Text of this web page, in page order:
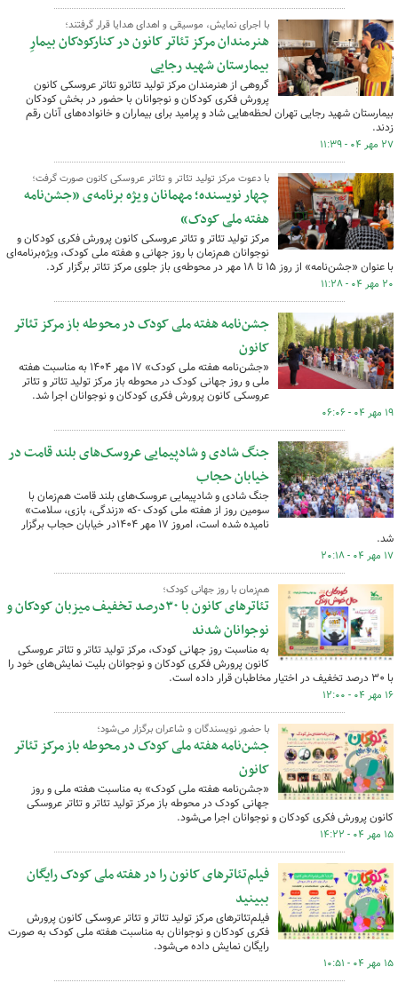
با اجرای نمایش، موسیقی و اهدای هدایا قرار گرفتند؛
هنرمندان مرکز تئاتر کانون در کنارکودکان بیمارِ
بیمارستان شهید رجایی
گروهی از هنرمندان مرکز تولید تئاترو تئاتر عروسکی کانون
پرورش فکری کودکان و نوجوانان با حضور در بخش کودکان
بیمارستان شهید رجایی تهران لحظه‌هایی شاد و پرامید برای بیماران و خانواده‌های آنان رقم
زدند.
۲۷ مهر ۰۴ - ۱۱:۳۹
با دعوت مرکز تولید تئاتر و تئاتر عروسکی کانون صورت گرفت؛
چهار نویسنده؛ مهمانان ویژه‌ برنامه‌ی «جشن‌نامه
هفته ملی کودک»
مرکز تولید تئاتر و تئاتر عروسکی کانون پرورش فکری کودکان و
نوجوانان هم‌زمان با روز جهانی و هفته ملی کودک، ویژه‌برنامه‌ای
با عنوان «جشن‌نامه» از روز ۱۵ تا ۱۸ مهر در محوطه‌ی باز جلوی مرکز تئاتر برگزار کرد.
۲۰ مهر ۰۴ - ۱۱:۲۸
جشن‌نامه هفته ملی کودک در محوطه باز مرکز تئاتر
کانون
«جشن‌نامه هفته ملی کودک» ۱۷ مهر ۱۴۰۴ به مناسبت هفته‌
ملی و روز جهانی کودک در محوطه باز مرکز تولید تئاتر و تئاتر
عروسکی کانون پرورش فکری کودکان و نوجوانان اجرا شد.
۱۹ مهر ۰۴ - ۰۶:۰۶
جنگ شادی و شادپیمایی عروسک‌های بلند قامت در
خیابان حجاب
جنگ شادی و شادپیمایی عروسک‌های بلند قامت هم‌زمان با
سومین روز از هفته ملی کودک -که «زندگی، بازی، سلامت»
نامیده شده است، امروز ۱۷ مهر ۱۴۰۴در خیابان حجاب برگزار
شد.
۱۷ مهر ۰۴ - ۲۰:۱۸
هم‌زمان با روز جهانی کودک؛
تئاترهای کانون با ۳۰درصد تخفیف میزبان کودکان و
نوجوانان شدند
به مناسبت روز جهانی کودک، مرکز تولید تئاتر و تئاتر عروسکی
کانون پرورش فکری کودکان و نوجوانان بلیت نمایش‌های خود را
با ۳۰ درصد تخفیف در اختیار مخاطبان قرار داده است.
۱۶ مهر ۰۴ - ۱۲:۰۰
با حضور نویسندگان و شاعران برگزار می‌شود؛
جشن‌نامه هفته ملی کودک در محوطه باز مرکز تئاتر
کانون
«جشن‌نامه هفته ملی کودک» به مناسبت هفته‌ ملی و روز
جهانی کودک در محوطه باز مرکز تولید تئاتر و تئاتر عروسکی
کانون پرورش فکری کودکان و نوجوانان اجرا می‌شود.
۱۵ مهر ۰۴ - ۱۴:۲۲
فیلم‌تئاترهای کانون را در هفته ملی کودک رایگان
ببینید
فیلم‌تئاترهای مرکز تولید تئاتر و تئاتر عروسکی کانون پرورش
فکری کودکان و نوجوانان به مناسبت هفته ملی کودک به صورت
رایگان نمایش داده می‌شود.
۱۵ مهر ۰۴ - ۱۰:۵۱